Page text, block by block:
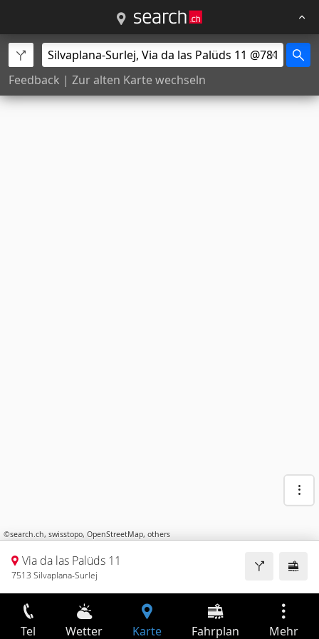
Feedback | Zur alten Karte wechseln
©search.ch, swisstopo, OpenStreetMap, others
Via da las Palüds 11
7513 Silvaplana-Surlej
Tel Wetter Karte Fahrplan Mehr